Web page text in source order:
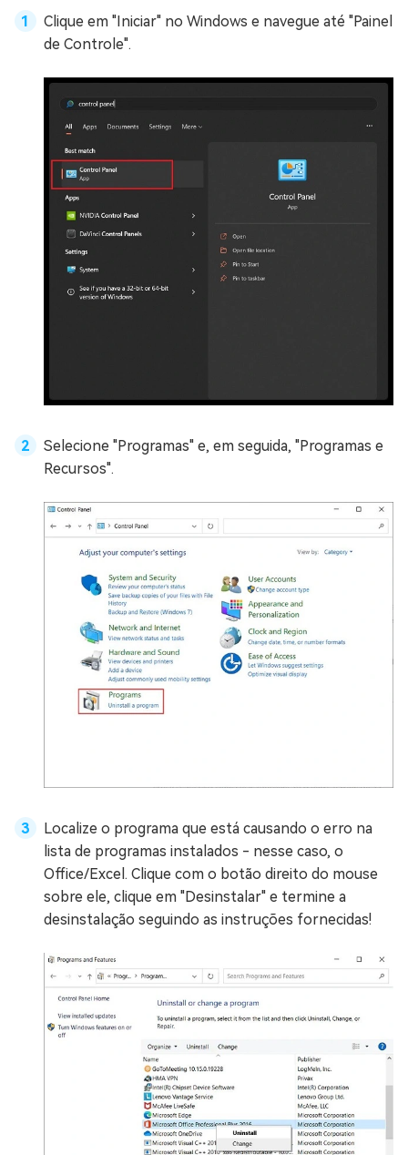
Clique em "Iniciar" no Windows e navegue até "Painel
de Controle".
Selecione "Programas" e, em seguida, "Programas e
Recursos".
Localize o programa que está causando o erro na
lista de programas instalados - nesse caso, o
Office/Excel. Clique com o botão direito do mouse
sobre ele, clique em "Desinstalar" e termine a
desinstalação seguindo as instruções fornecidas!